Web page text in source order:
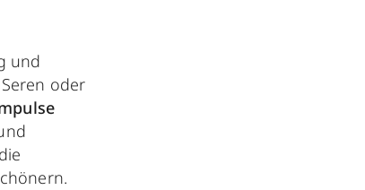
und
oder